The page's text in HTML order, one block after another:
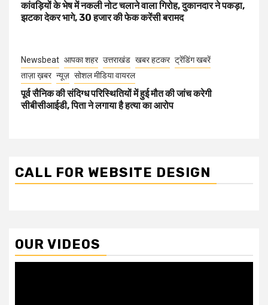
कांवड़ियों के भेष में नकली नोट चलाने वाला गिरोह, दुकानदार ने पकड़ा,
झटका देकर भागे, 30 हजार की फेक करेंसी बरामद
Newsbeat आपका शहर उत्तराखंड खबर हटकर ट्रेंडिंग खबरें
ताज़ा ख़बर न्यूज़ सोशल मीडिया वायरल
पूर्व सैनिक की संदिग्ध परिस्थितियों में हुई मौत की जांच करेगी
सीबीसीआईडी, पिता ने लगाया है हत्या का आरोप
CALL FOR WEBSITE DESIGN
OUR VIDEOS